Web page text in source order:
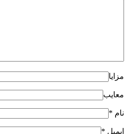
مزایا
معایب
نام *
ایمیل *